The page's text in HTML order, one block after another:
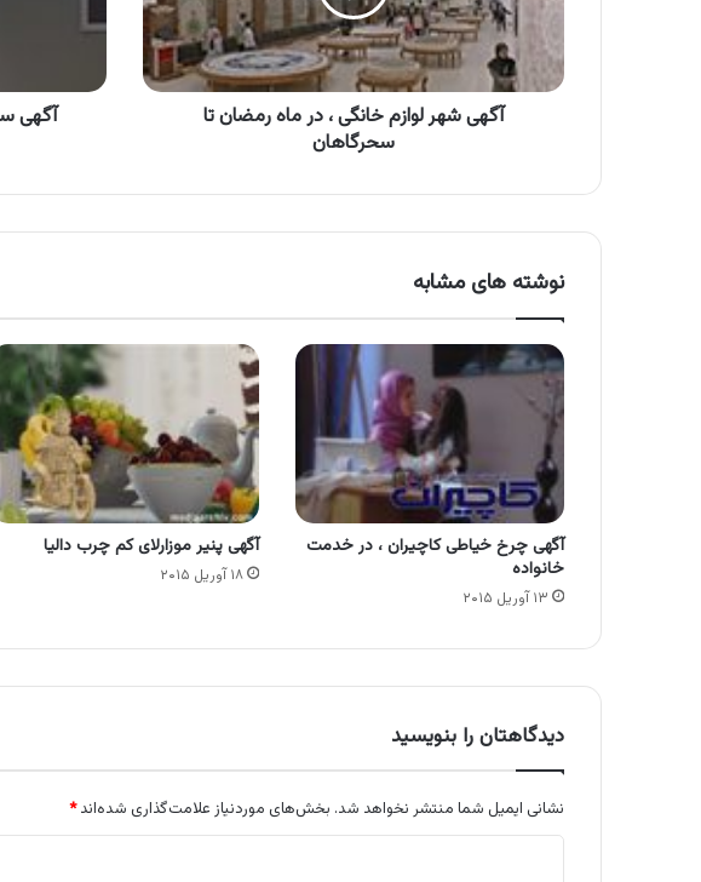
ماه
رمضان
تا
سحرگاهانآگهی شهر لوازم خانگی ، در ماه رمضان تا
سحرگاهان
در
ایرانی
آگهی
نوشته های مشابه
آگهی چرخ خیاطی کاچیران ، در خدمت
خانواده
۱۳ آوریل ۲۰۱۵
آگهی پنیر موزارلای کم چرب دالیا
۱۸ آوریل ۲۰۱۵
دیدگاهتان را بنویسید
نشانی ایمیل شما منتشر نخواهد شد. بخش‌های موردنیاز علامت‌گذاری شده‌اند*